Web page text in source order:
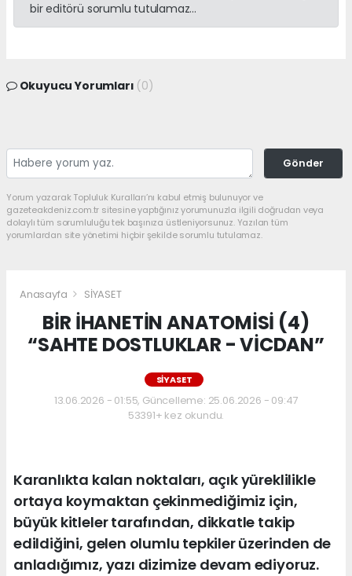
bir editörü sorumlu tutulamaz...
Okuyucu Yorumları (0)
Gönder
Yorum yazarak Topluluk Kuralları’nı kabul etmiş bulunuyor ve
gazeteakdeniz.com.tr sitesine yaptığınız yorumunuzla ilgili doğrudan veya
dolaylı tüm sorumluluğu tek başınıza üstleniyorsunuz. Yazılan tüm
yorumlardan site yönetimi hiçbir şekilde sorumlu tutulamaz.
Anasayfa SİYASET
BİR İHANETİN ANATOMİSİ (4)
“SAHTE DOSTLUKLAR - VİCDAN”
SİYASET
13.06.2026 - 01:55, Güncelleme: 25.06.2026 - 09:47
53391+ kez okundu.
Karanlıkta kalan noktaları, açık yüreklilikle
ortaya koymaktan çekinmediğimiz için,
büyük kitleler tarafından, dikkatle takip
edildiğini, gelen olumlu tepkiler üzerinden de
anladığımız, yazı dizimize devam ediyoruz.